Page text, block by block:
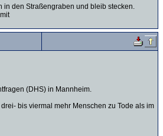
in den Straßengraben und bleib stecken.
(DHS) in Mannheim.
bis viermal mehr Menschen zu Tode als im